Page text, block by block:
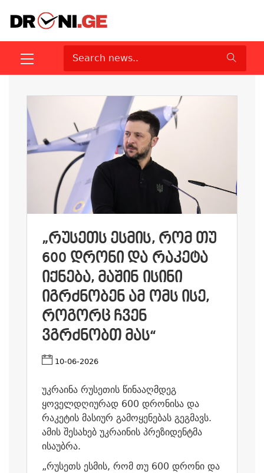
„ᲠᲣᲡᲔᲗᲡ ᲔᲡᲛᲘᲡ, ᲠᲝᲛ ᲗᲣ
600 ᲓᲠᲝᲜᲘ ᲓᲐ ᲠᲐᲙᲔᲢᲐ
ᲘᲥᲜᲔᲑᲐ, ᲛᲐᲨᲘᲜ ᲘᲡᲘᲜᲘ
ᲘᲒᲠᲫᲜᲝᲑᲔᲜ ᲐᲛ ᲝᲛᲡ ᲘᲡᲔ,
ᲠᲝᲒᲝᲠᲪ ᲩᲕᲔᲜ
ᲕᲒᲠᲫᲜᲝᲑᲗ ᲛᲐᲡ“
10-06-2026
უკრაინა რუსეთის წინააღმდეგ
ყოველდღიურად 600 დრონისა და
რაკეტის მასიურ გამოყენებას გეგმავს.
ამის შესახებ უკრაინის პრეზიდენტმა
ისაუბრა.
„რუსეთს ესმის, რომ თუ 600 დრონი და